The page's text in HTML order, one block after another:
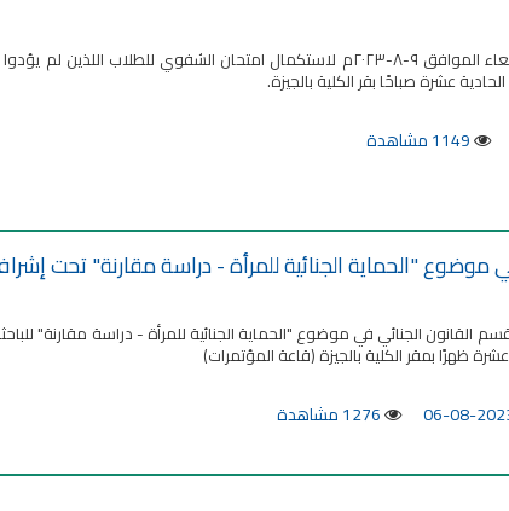
بناءً على تعليمات الأستاذ الدكتور/ سيد طه تم تحديد غدًا الاربعاء الموافق ٩-٨-٢٠٢٣م لاستكمال امتحان الشفوي
عشرة صباحًا بقر الكلية بالجيزة.
1149 مشاهدة
موضوع "الحماية الجنائية للمرأة - دراسة مقارنة" تحت
القانون الجنائي في موضوع "الحماية الجنائية للمرأة - دراسة مقارنة"
2023- 1276 مشاهدة